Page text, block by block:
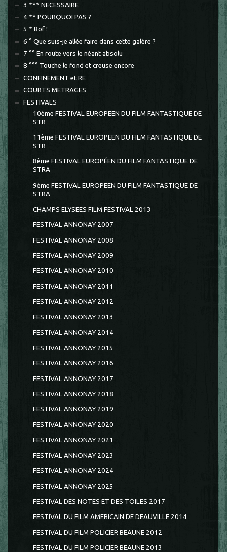
3 *** NECESSAIRE
4 ** POURQUOI PAS ?
5 * Bof !
6 ° Que suis-je allée faire dans cette galère ?
7 °° En route vers le néant absolu
8 °°° Touche le fond et creuse encore
CONFINEMENT et RE
COURTS METRAGES
FESTIVALS
10ème FESTIVAL EUROPEEN DU FILM FANTASTIQUE DE
STR
11ème FESTIVAL EUROPEEN DU FILM FANTASTIQUE DE
STR
8ème FESTIVAL EUROPÉEN DU FILM FANTASTIQUE DE
STRA
9ème FESTIVAL EUROPEEN DU FILM FANTASTIQUE DE
STRA
CHAMPS ELYSEES FILM FESTIVAL 2013
FESTIVAL ANNONAY 2007
FESTIVAL ANNONAY 2008
FESTIVAL ANNONAY 2009
FESTIVAL ANNONAY 2010
FESTIVAL ANNONAY 2011
FESTIVAL ANNONAY 2012
FESTIVAL ANNONAY 2013
FESTIVAL ANNONAY 2014
FESTIVAL ANNONAY 2015
FESTIVAL ANNONAY 2016
FESTIVAL ANNONAY 2017
FESTIVAL ANNONAY 2018
FESTIVAL ANNONAY 2019
FESTIVAL ANNONAY 2020
FESTIVAL ANNONAY 2021
FESTIVAL ANNONAY 2023
FESTIVAL ANNONAY 2024
FESTIVAL ANNONAY 2025
FESTIVAL DES NOTES ET DES TOILES 2017
FESTIVAL DU FILM AMERICAIN DE DEAUVILLE 2014
FESTIVAL DU FILM POLICIER BEAUNE 2012
FESTIVAL DU FILM POLICIER BEAUNE 2013